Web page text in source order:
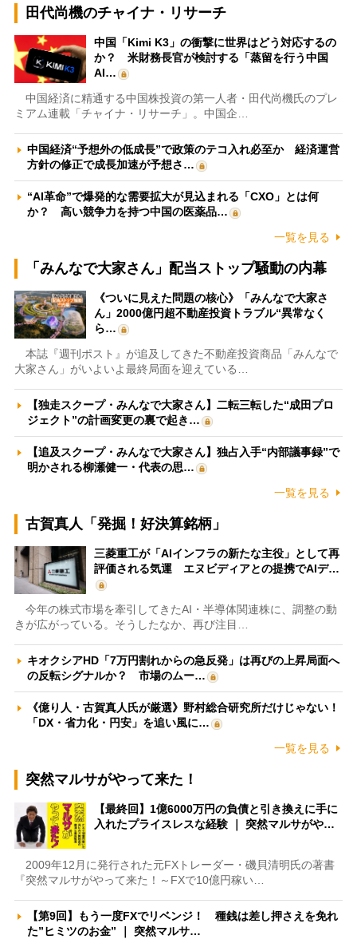
田代尚機のチャイナ・リサーチ
中国「Kimi K3」の衝撃に世界はどう対応するの
か？ 米財務長官が検討する「蒸留を行う中国
AI…
中国経済に精通する中国株投資の第一人者・田代尚機氏のプレ
ミアム連載「チャイナ・リサーチ」。中国企…
中国経済“予想外の低成長”で政策のテコ入れ必至か 経済運営
方針の修正で成長加速が予想さ…
“AI革命”で爆発的な需要拡大が見込まれる「CXO」とは何
か？ 高い競争力を持つ中国の医薬品…
一覧を見る
「みんなで大家さん」配当ストップ騒動の内幕
《ついに見えた問題の核心》「みんなで大家さ
ん」2000億円超不動産投資トラブル“異常なく
ら…
本誌『週刊ポスト』が追及してきた不動産投資商品「みんなで
大家さん」がいよいよ最終局面を迎えている…
【独走スクープ・みんなで大家さん】二転三転した“成田プロ
ジェクト”の計画変更の裏で起き…
【追及スクープ・みんなで大家さん】独占入手“内部議事録”で
明かされる柳瀬健一・代表の思…
一覧を見る
古賀真人「発掘！好決算銘柄」
三菱重工が「AIインフラの新たな主役」として再
評価される気運 エヌビディアとの提携でAIデ…
今年の株式市場を牽引してきたAI・半導体関連株に、調整の動
きが広がっている。そうしたなか、再び注目…
キオクシアHD「7万円割れからの急反発」は再びの上昇局面へ
の反転シグナルか？ 市場のムー…
《億り人・古賀真人氏が厳選》野村総合研究所だけじゃない！
「DX・省力化・円安」を追い風に…
一覧を見る
突然マルサがやって来た！
【最終回】1億6000万円の負債と引き換えに手に
入れたプライスレスな経験 ｜ 突然マルサがや…
2009年12月に発行された元FXトレーダー・磯貝清明氏の著書
『突然マルサがやって来た！～FXで10億円稼い…
【第9回】もう一度FXでリベンジ！ 種銭は差し押さえを免れ
た”ヒミツのお金” ｜ 突然マルサ…